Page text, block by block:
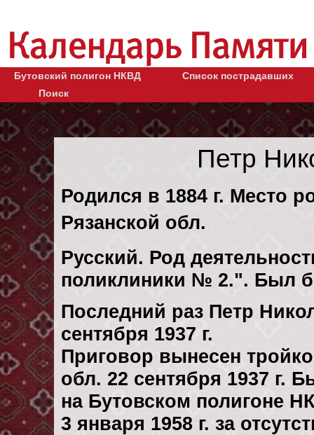
Бутовский полигон НКВД
Список пострадавших
Поиск
Петр
Родился в 1884 г. Место
Рязанской обл.
Русский. Род
поликлиники № 2.". Был
Последний раз Петр
сентября 1937 г.
Приговор вынесен
обл. 22 сентября 1937 г.
на Бутовском полигоне
3 января 1958 г. за